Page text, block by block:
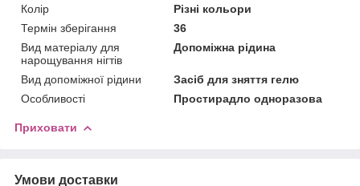
Колір
Різні кольори
Термін зберігання
36
Вид матеріалу для
нарощування нігтів
Допоміжна рідина
Вид допоміжної рідини
Засіб для зняття гелю
Особливості
Простирадло одноразова
Приховати
Умови доставки